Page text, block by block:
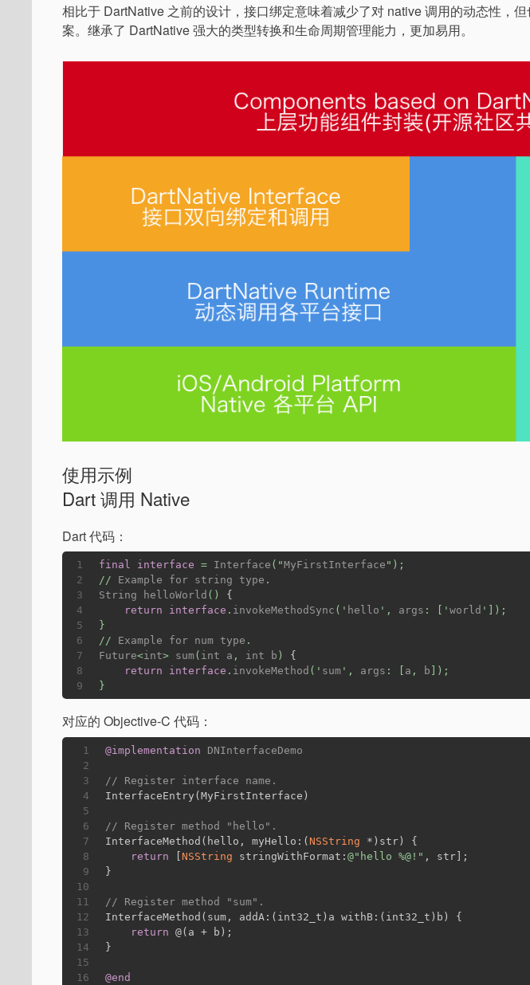
相比于 DartNative 之前的设计，接口绑定意味着减少了对 native 调用的动态性，
案。继承了 DartNative 强大的类型转换和生命周期管理能力，更加易用。
使用示例
Dart 调用 Native
Dart 代码：
1
2
3
4
5
6
7
8
9
final interface = Interface ("MyFirstInterface ");
// Example for string type .
String
helloWorld () {
return
interface . invokeMethodSync (' hello ', args : [' world ']);
}
// Example for num type .
Future<int> sum ( int a , int b ) {
return
interface . invokeMethod (' sum ', args : [ a , b ]);
}
对应的 Objective-C 代码：
1
2
3
4
5
6
7
8
9
10
11
12
13
14
15
16
@implementation DNInterfaceDemo
// Register interface name.
InterfaceEntry(MyFirstInterface)
// Register method "hello".
InterfaceMethod(hello, myHello:( NSString *)str) {
return
NSString stringWithFormat: @"hello %@!" , str];
}
// Register method "sum".
InterfaceMethod(sum, addA:(int32_t)a withB:(int32_t)b) {
return @(a + b);
}
@end